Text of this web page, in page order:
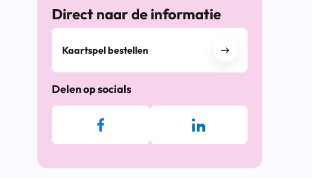
Direct naar de informatie
Kaartspel bestellen
Delen op socials